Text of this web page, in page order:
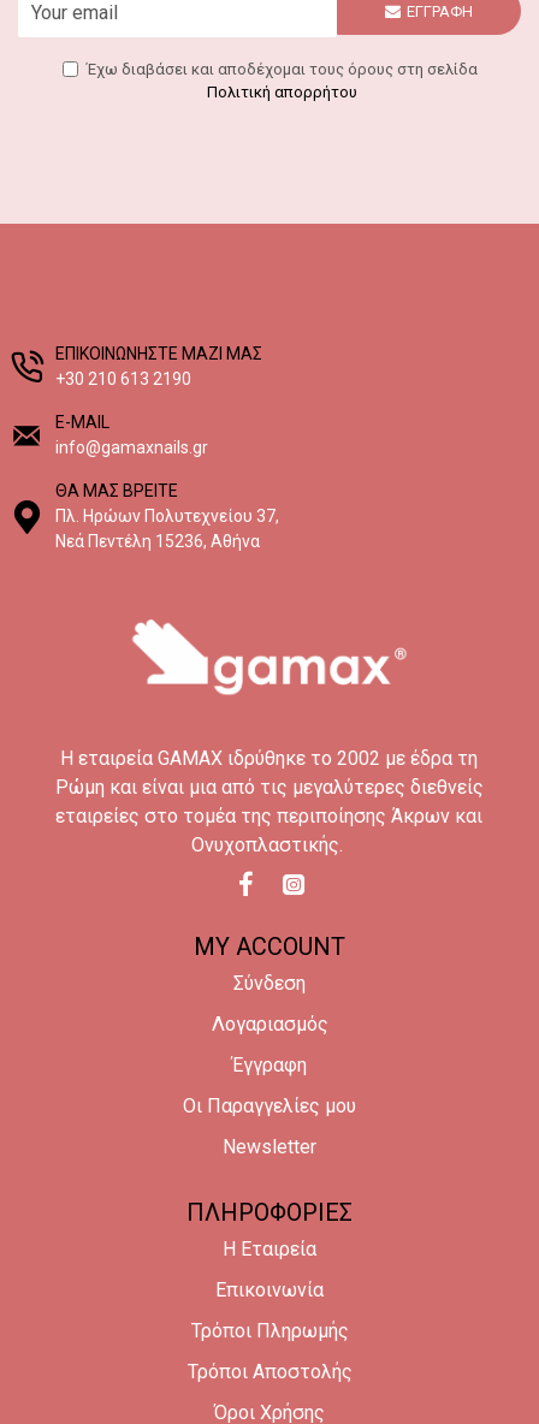
ΕΓΓΡΑΦΗ
Έχω διαβάσει και αποδέχομαι τους όρους στη σελίδα
Πολιτική απορρήτου
EΠΙΚΟΙΝΩΝΗΣΤΕ ΜΑΖΙ ΜΑΣ
+30 210 613 2190
E-MAIL
info@gamaxnails.gr
ΘΑ ΜΑΣ ΒΡΕΙΤΕ
Πλ. Ηρώων Πολυτεχνείου 37,
Νεά Πεντέλη 15236, Αθήνα
H εταιρεία GAMAX ιδρύθηκε το 2002 με έδρα τη
Ρώμη και είναι μια από τις μεγαλύτερες διεθνείς
εταιρείες στο τομέα της περιποίησης Άκρων και
Ονυχοπλαστικής.
MY ACCOUNT
Σύνδεση
Λογαριασμός
Έγγραφη
Οι Παραγγελίες μου
Newsletter
ΠΛΗΡΟΦΟΡΙΕΣ
Η Εταιρεία
Επικοινωνία
Τρόποι Πληρωμής
Τρόποι Αποστολής
Όροι Χρήσης